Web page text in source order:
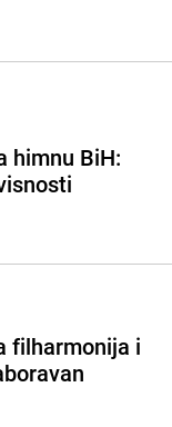
himnu BiH:
filharmonija i